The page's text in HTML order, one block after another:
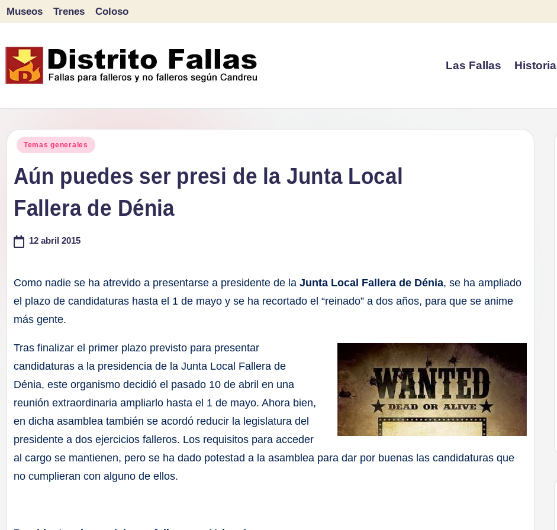
contenido
Museos Trenes Coloso
Las Fallas Historia
Publicado
Temas generales
Aún puedes ser presi de la Junta Local
Fallera de Dénia
12 abril 2015
Como nadie se ha atrevido a presentarse a presidente de la Junta Local Fallera de Dénia, se ha ampliado
el plazo de candidaturas hasta el 1 de mayo y se ha recortado el “reinado” a dos años, para que se anime
más gente.
Tras finalizar el primer plazo previsto para presentar
candidaturas a la presidencia de la Junta Local Fallera de
Dénia, este organismo decidió el pasado 10 de abril en una
reunión extraordinaria ampliarlo hasta el 1 de mayo. Ahora bien,
en dicha asamblea también se acordó reducir la legislatura del
presidente a dos ejercicios falleros. Los requisitos para acceder
al cargo se mantienen, pero se ha dado potestad a la asamblea para dar por buenas las candidaturas que
no cumplieran con alguno de ellos.